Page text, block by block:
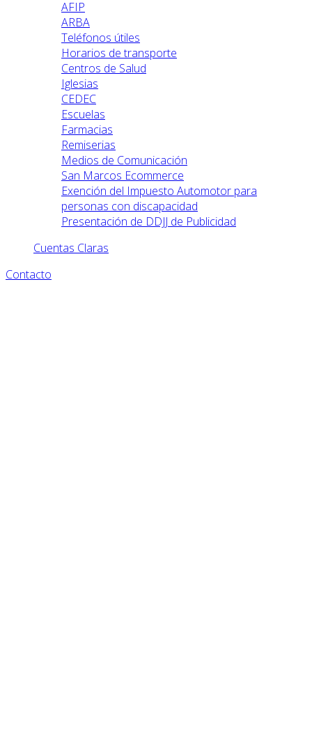
AFIP
ARBA
Teléfonos útiles
Horarios de transporte
Centros de Salud
Iglesias
CEDEC
Escuelas
Farmacias
Remiserias
Medios de Comunicación
San Marcos Ecommerce
Exención del Impuesto Automotor para
personas con discapacidad
Presentación de DDJJ de Publicidad
Cuentas Claras
Contacto